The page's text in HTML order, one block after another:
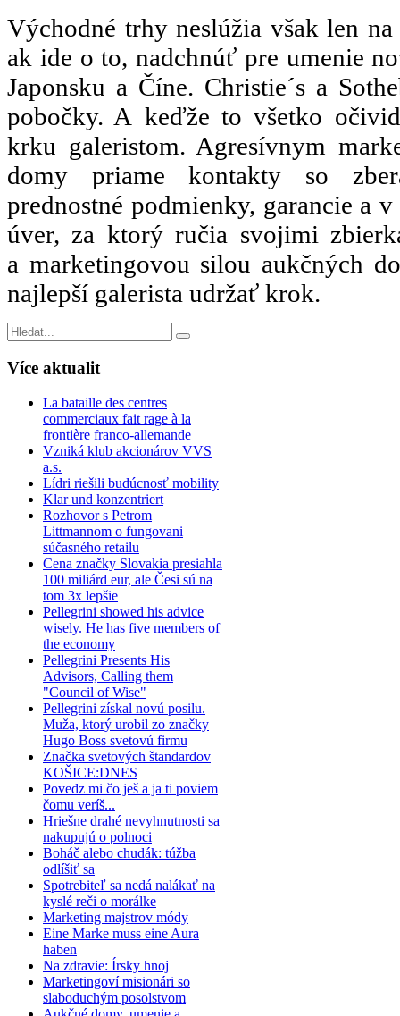
Východné trhy neslúžia však len
ak ide o to, nadchnúť pre umenie
Japonsku a Číne. Christie´s a
pobočky. A keďže to všetko
krku galeristom. Agresívnym
domy priame kontakty so
prednostné podmienky, garancie a
úver, za ktorý ručia svojimi
a marketingovou silou aukčných
najlepší galerista udržať krok.
Více aktualit
La bataille des centres
commerciaux fait rage à la
frontière franco-allemande
Vzniká klub akcionárov VVS
a.s.
Lídri riešili budúcnosť mobility
Klar und konzentriert
Rozhovor s Petrom
Littmannom o fungovani
súčasného retailu
Cena značky Slovakia presiahla
100 miliárd eur, ale Česi sú na
tom 3x lepšie
Pellegrini showed his advice
wisely. He has five members of
the economy
Pellegrini Presents His
Advisors, Calling them
"Council of Wise"
Pellegrini získal novú posilu.
Muža, ktorý urobil zo značky
Hugo Boss svetovú firmu
Značka svetových štandardov
KOŠICE:DNES
Povedz mi čo ješ a ja ti poviem
čomu veríš...
Hriešne drahé nevyhnutnosti sa
nakupujú o polnoci
Boháč alebo chudák: túžba
odlíšiť sa
Spotrebiteľ sa nedá nalákať na
kyslé reči o morálke
Marketing majstrov módy
Eine Marke muss eine Aura
haben
Na zdravie: Írsky hnoj
Marketingoví misionári so
slaboduchým posolstvom